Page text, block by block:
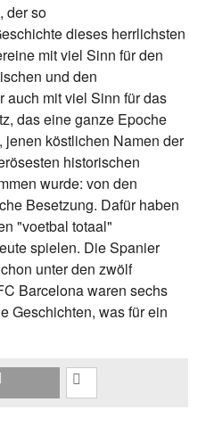
der so
dieses herrlichsten
mit viel Sinn für den
und den
auch mit viel Sinn für das
das eine ganze Epoche
jenen köstlichen Namen der
historischen
wurde: von den
Besetzung. Dafür haben
"voetbal totaal"
spielen. Die Spanier
unter den zwölf
Barcelona waren sechs
Geschichten, was für ein